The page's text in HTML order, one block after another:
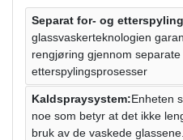
Separat for- og
glassvaskerteknologien
rengjøring gjennom separate
etterspylingsprosesser
Kaldspraysystem:Enheten
noe som betyr at det ikke
bruk av de vaskede